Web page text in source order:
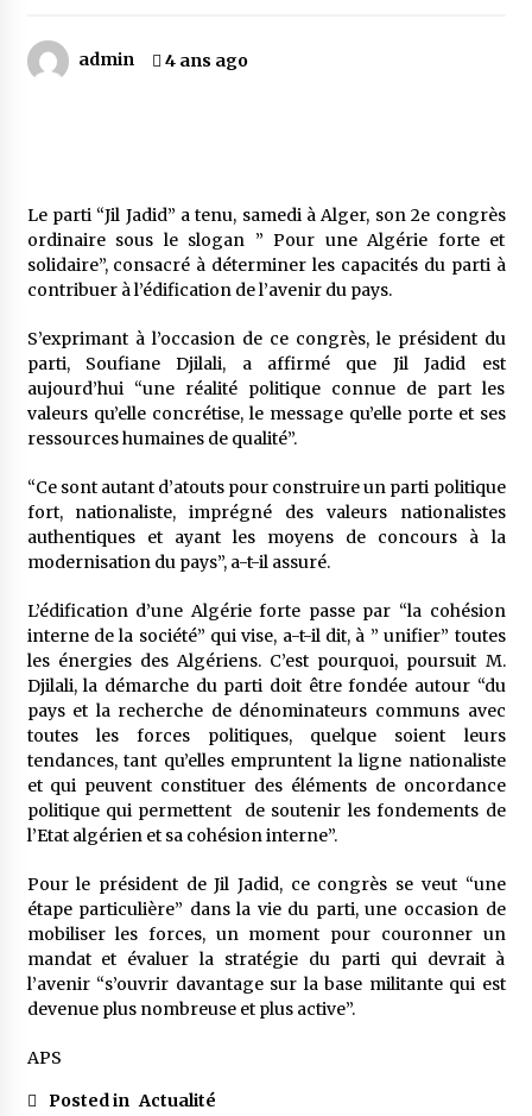
5 ans ago
« Père, tiens-moi, je vais tomber ! »
Le bouc de l’Au-delà
5 ans ago
Le monstrueux vieillard (Un récit du Sud
algérien)
5 ans ago
Rencontre nocturne dans le désert (Un conte
touareg)
5 ans ago
Un conte targui/ Quand la tête est vide
5 ans ago
Tradition orale/ D’où viennent les contes et à
5 ans ago
admin 4 ans ago
Le parti “Jil Jadid” a tenu, samedi à Alger, son 2e congrès
ordinaire sous le slogan ” Pour une Algérie forte et
solidaire”, consacré à déterminer les capacités du parti à
contribuer à l’édification de l’avenir du pays.
S’exprimant à l’occasion de ce congrès, le président du
parti, Soufiane Djilali, a affirmé que Jil Jadid est
aujourd’hui “une réalité politique connue de part les
valeurs qu’elle concrétise, le message qu’elle porte et ses
ressources humaines de qualité”.
“Ce sont autant d’atouts pour construire un parti politique
fort, nationaliste, imprégné des valeurs nationalistes
authentiques et ayant les moyens de concours à la
modernisation du pays”, a-t-il assuré.
L’édification d’une Algérie forte passe par “la cohésion
interne de la société” qui vise, a-t-il dit, à ” unifier” toutes
les énergies des Algériens. C’est pourquoi, poursuit M.
Djilali, la démarche du parti doit être fondée autour “du
pays et la recherche de dénominateurs communs avec
toutes les forces politiques, quelque soient leurs
tendances, tant qu’elles empruntent la ligne nationaliste
et qui peuvent constituer des éléments de oncordance
politique qui permettent de soutenir les fondements de
l’Etat algérien et sa cohésion interne”.
Pour le président de Jil Jadid, ce congrès se veut “une
étape particulière” dans la vie du parti, une occasion de
mobiliser les forces, un moment pour couronner un
mandat et évaluer la stratégie du parti qui devrait à
l’avenir “s’ouvrir davantage sur la base militante qui est
devenue plus nombreuse et plus active”.
APS
Posted in Actualité